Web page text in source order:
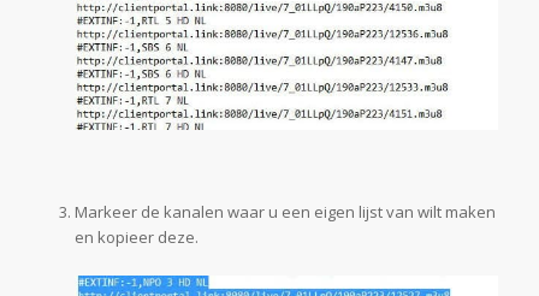
Markeer de kanalen waar u een eigen lijst van wilt maken
en kopieer deze.